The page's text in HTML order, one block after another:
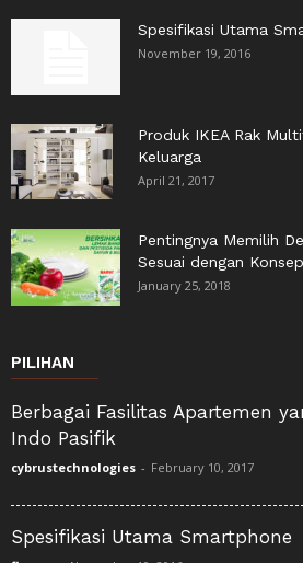
Spesifikasi Utama
November 19, 2016
Produk IKEA Rak
Keluarga
April 21, 2017
Pentingnya Memilih
Sesuai dengan
January 25, 2018
PILIHAN
Berbagai Fasilitas Apartemen
Indo Pasifik
cybrustechnologies - February 10, 2017
Spesifikasi Utama Smartphone